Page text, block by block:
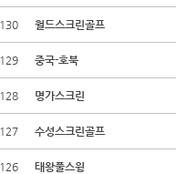
130 월드스크린골프
129 중국-호북
128 명가스크린
127 수성스크린골프
126 태왕풀스윙